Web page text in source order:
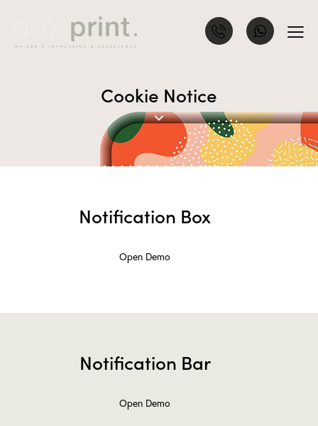
Cookie Notice
Notification Box
Open Demo
Notification Bar
Open Demo